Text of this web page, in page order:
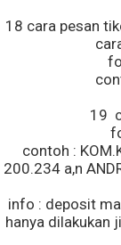
18 cara pesan
19
contoh :
200.234 a,n
info : deposit
hanya dilakukan